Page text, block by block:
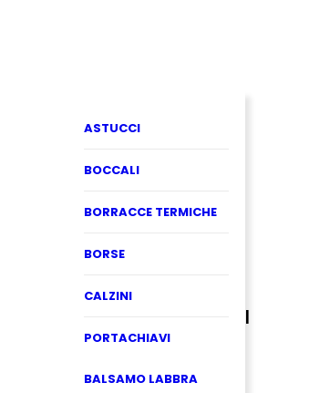
ASTUCCI
BOCCALI
BORRACCE TERMICHE
BORSE
CALZINI
PORTACHIAVI
BALSAMO LABBRA